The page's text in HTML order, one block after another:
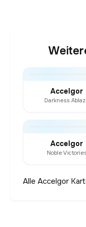
Accelgor
Darkness
Accelgor
Noble
Alle Accelgor